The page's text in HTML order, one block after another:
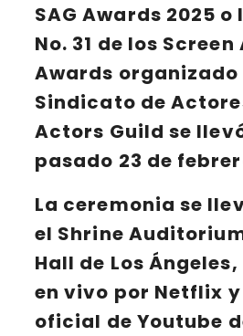
SAG Awards 2025 o
No. 31 de los Screen
Awards organizado
Sindicato de
Actors Guild se
pasado 23 de
La ceremonia se
el Shrine
Hall de Los
en vivo por Netflix
oficial de Youtube